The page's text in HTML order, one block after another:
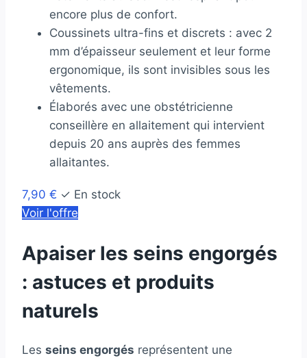
encore plus de confort.
Coussinets ultra-fins et discrets : avec 2
mm d’épaisseur seulement et leur forme
ergonomique, ils sont invisibles sous les
vêtements.
Élaborés avec une obstétricienne
conseillère en allaitement qui intervient
depuis 20 ans auprès des femmes
allaitantes.
7,90 € ✓ En stock
Voir l'offre
Apaiser les seins engorgés
: astuces et produits
naturels
Les seins engorgés représentent une